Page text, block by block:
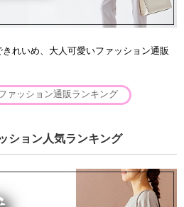
れいめ、大人可愛いファッション通販
ァッション通販ランキング
ション人気ランキング